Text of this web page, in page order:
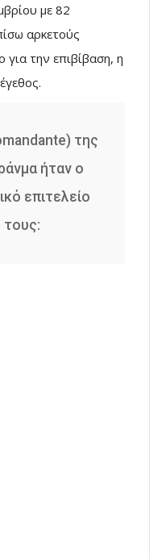
με 82
αρκετούς
την επιβίβαση, η
της
ήταν ο
επιτελείο
τους: